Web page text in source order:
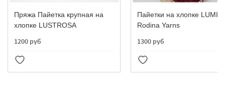
Пряжа Пайетка крупная на
хлопке LUSTROSA
1200 руб
Пайетки на хлопке
Rodina Yarns
1300 руб